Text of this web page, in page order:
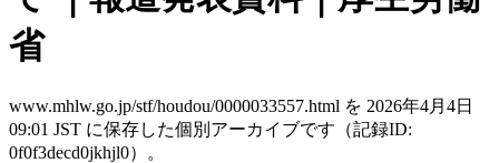
省
www.mhlw.go.jp/stf/houdou/0000033557.html を 2026年4月4日
09:01 JST に保存した個別アーカイブです（記録ID:
0f0f3decd0jkhjl0）。